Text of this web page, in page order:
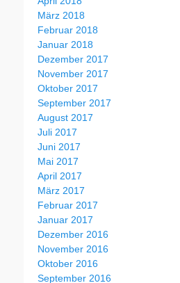
März 2018
Februar 2018
Januar 2018
Dezember 2017
November 2017
Oktober 2017
September 2017
August 2017
Juli 2017
Juni 2017
Mai 2017
April 2017
März 2017
Februar 2017
Januar 2017
Dezember 2016
November 2016
Oktober 2016
September 2016